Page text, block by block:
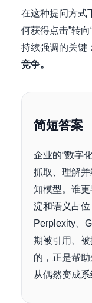
在这种提问方式
何获得点击”转
持续强调的关键：
竞争。
简短答案
企业的“数字
抓取、理解
知模型。谁
淀和语义占位
Perplexity、
期被引用、
的，正是帮
从偶然变成系